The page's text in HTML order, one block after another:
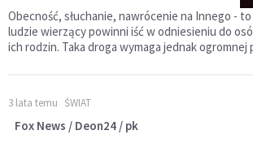
Obecność, słuchanie, nawrócenie na Innego - to
ludzie wierzący powinni iść w odniesieniu do
ich rodzin. Taka droga wymaga jednak ogromnej
3 lata temu ŚWIAT
Fox News / Deon24 / pk